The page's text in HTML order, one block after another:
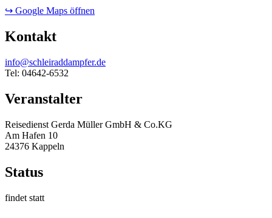
↪ Google Maps öffnen
Kontakt
info@schleiraddampfer.de
Tel: 04642-6532
Veranstalter
Reisedienst Gerda Müller GmbH & Co.KG
Am Hafen 10
24376 Kappeln
Status
findet statt